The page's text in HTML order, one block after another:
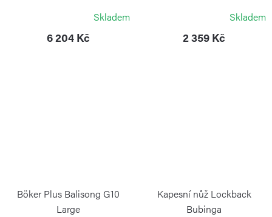
Skladem
6 204 Kč
Skladem
2 359 Kč
Böker Plus Balisong G10
Large
Kapesní nůž Lockback
Bubinga